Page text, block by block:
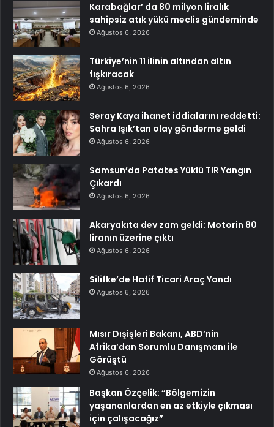
Karabağlar’ da 80 milyon liralık
sahipsiz atık yükü meclis gündeminde
Ağustos 6, 2026
Türkiye’nin 11 ilinin altından altın
fışkıracak
Ağustos 6, 2026
Seray Kaya ihanet iddialarını reddetti:
Sahra Işık’tan olay gönderme geldi
Ağustos 6, 2026
Samsun’da Patates Yüklü TIR Yangın
Çıkardı
Ağustos 6, 2026
Akaryakıta dev zam geldi: Motorin 80
liranın üzerine çıktı
Ağustos 6, 2026
Silifke’de Hafif Ticari Araç Yandı
Ağustos 6, 2026
Mısır Dışişleri Bakanı, ABD’nin
Afrika’dan Sorumlu Danışmanı ile
Görüştü
Ağustos 6, 2026
Başkan Özçelik: “Bölgemizin
yaşananlardan en az etkiyle çıkması
için çalışacağız”